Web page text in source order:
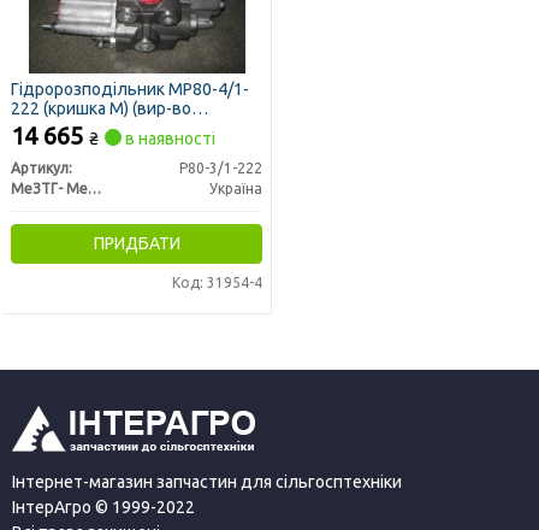
Гідророзподільник МР80-4/1-
222 (кришка М) (вир-во
Гідросила)
14 665 ₴ в наявності
Артикул:
Р80-3/1-222
МеЗТГ- Мелитопольский завод гидроагрегатов
Україна
ПРИДБАТИ
Код: 31954-4
Інтернет-магазин запчастин для сільгосптехніки
ІнтерАгро © 1999-2022